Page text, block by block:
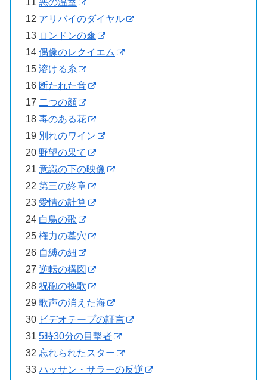
12 アリバイのダイヤル
13 ロンドンの傘
14 偶像のレクイエム
15 溶ける糸
16 断たれた音
17 二つの顔
18 毒のある花
19 別れのワイン
20 野望の果て
21 意識の下の映像
22 第三の終章
23 愛情の計算
24 白鳥の歌
25 権力の墓穴
26 自縛の紐
27 逆転の構図
28 祝砲の挽歌
29 歌声の消えた海
30 ビデオテープの証言
31 5時30分の目撃者
32 忘れられたスター
33 ハッサン・サラーの反逆